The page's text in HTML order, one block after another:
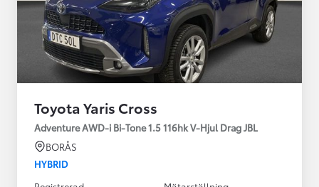
Toyota Yaris Cross
Adventure AWD-i Bi-Tone 1.5 116hk V-Hjul Drag JBL
BORÅS
HYBRID